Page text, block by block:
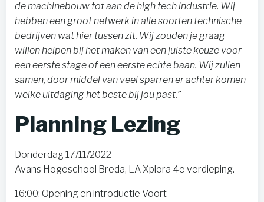
de machinebouw tot aan de high tech industrie. Wij
hebben een groot netwerk in alle soorten technische
bedrijven wat hier tussen zit. Wij zouden je graag
willen helpen bij het maken van een juiste keuze voor
een eerste stage of een eerste echte baan. Wij zullen
samen, door middel van veel sparren er achter komen
welke uitdaging het beste bij jou past.”
Planning Lezing
Donderdag 17/11/2022
Avans Hogeschool Breda, LA Xplora 4e verdieping.
16:00: Opening en introductie Voort